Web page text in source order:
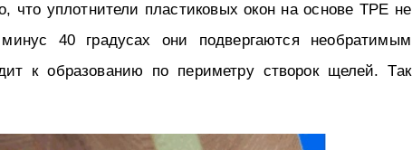
что уплотнители пластиковых окон на основе TPE не
40 градусах они подвергаются необратимым
к образованию по периметру створок щелей. Так